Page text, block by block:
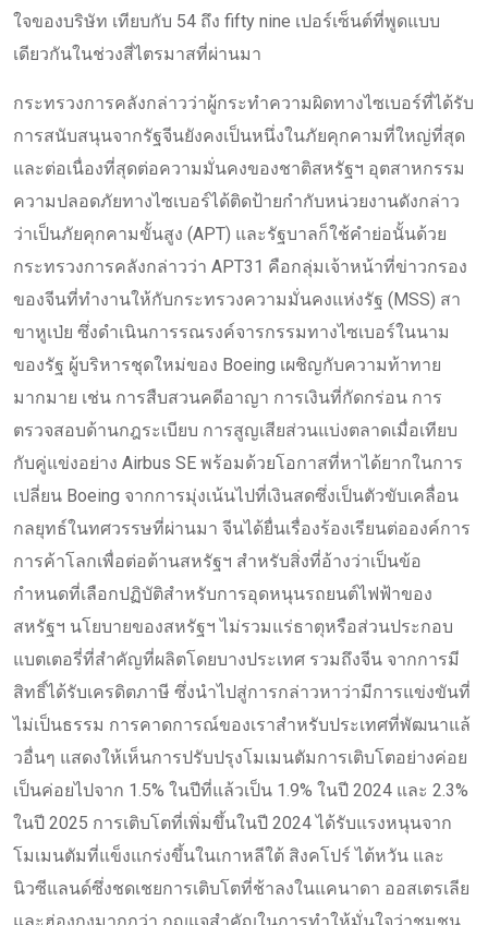
ใจของบริษัท เทียบกับ 54 ถึง fifty nine เปอร์เซ็นต์ที่พูดแบบ
เดียวกันในช่วงสี่ไตรมาสที่ผ่านมา
กระทรวงการคลังกล่าวว่าผู้กระทำความผิดทางไซเบอร์ที่ได้รับ
การสนับสนุนจากรัฐจีนยังคงเป็นหนึ่งในภัยคุกคามที่ใหญ่ที่สุด
และต่อเนื่องที่สุดต่อความมั่นคงของชาติสหรัฐฯ อุตสาหกรรม
ความปลอดภัยทางไซเบอร์ได้ติดป้ายกำกับหน่วยงานดังกล่าว
ว่าเป็นภัยคุกคามขั้นสูง (APT) และรัฐบาลก็ใช้คำย่อนั้นด้วย
กระทรวงการคลังกล่าวว่า APT31 คือกลุ่มเจ้าหน้าที่ข่าวกรอง
ของจีนที่ทำงานให้กับกระทรวงความมั่นคงแห่งรัฐ (MSS) สา
ขาหูเป่ย ซึ่งดำเนินการรณรงค์จารกรรมทางไซเบอร์ในนาม
ของรัฐ ผู้บริหารชุดใหม่ของ Boeing เผชิญกับความท้าทาย
มากมาย เช่น การสืบสวนคดีอาญา การเงินที่กัดกร่อน การ
ตรวจสอบด้านกฎระเบียบ การสูญเสียส่วนแบ่งตลาดเมื่อเทียบ
กับคู่แข่งอย่าง Airbus SE พร้อมด้วยโอกาสที่หาได้ยากในการ
เปลี่ยน Boeing จากการมุ่งเน้นไปที่เงินสดซึ่งเป็นตัวขับเคลื่อน
กลยุทธ์ในทศวรรษที่ผ่านมา จีนได้ยื่นเรื่องร้องเรียนต่อองค์การ
การค้าโลกเพื่อต่อต้านสหรัฐฯ สำหรับสิ่งที่อ้างว่าเป็นข้อ
กำหนดที่เลือกปฏิบัติสำหรับการอุดหนุนรถยนต์ไฟฟ้าของ
สหรัฐฯ นโยบายของสหรัฐฯ ไม่รวมแร่ธาตุหรือส่วนประกอบ
แบตเตอรี่ที่สำคัญที่ผลิตโดยบางประเทศ รวมถึงจีน จากการมี
สิทธิ์ได้รับเครดิตภาษี ซึ่งนำไปสู่การกล่าวหาว่ามีการแข่งขันที่
ไม่เป็นธรรม การคาดการณ์ของเราสำหรับประเทศที่พัฒนาแล้
วอื่นๆ แสดงให้เห็นการปรับปรุงโมเมนตัมการเติบโตอย่างค่อย
เป็นค่อยไปจาก 1.5% ในปีที่แล้วเป็น 1.9% ในปี 2024 และ 2.3%
ในปี 2025 การเติบโตที่เพิ่มขึ้นในปี 2024 ได้รับแรงหนุนจาก
โมเมนตัมที่แข็งแกร่งขึ้นในเกาหลีใต้ สิงคโปร์ ไต้หวัน และ
นิวซีแลนด์ซึ่งชดเชยการเติบโตที่ช้าลงในแคนาดา ออสเตรเลีย